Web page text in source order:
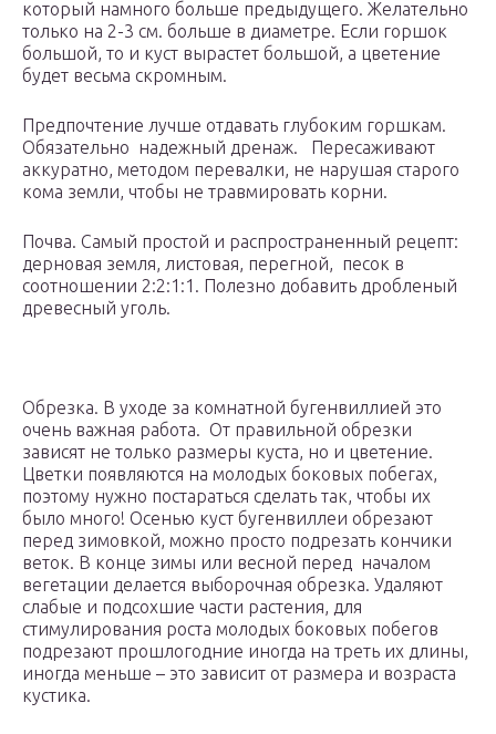
который намного больше предыдущего. Желательно
только на 2-3 см. больше в диаметре. Если горшок
большой, то и куст вырастет большой, а цветение
будет весьма скромным.
Предпочтение лучше отдавать глубоким горшкам.
Обязательно надежный дренаж. Пересаживают
аккуратно, методом перевалки, не нарушая старого
кома земли, чтобы не травмировать корни.
Почва. Самый простой и распространенный рецепт:
дерновая земля, листовая, перегной, песок в
соотношении 2:2:1:1. Полезно добавить дробленый
древесный уголь.
Обрезка. В уходе за комнатной бугенвиллией это
очень важная работа. От правильной обрезки
зависят не только размеры куста, но и цветение.
Цветки появляются на молодых боковых побегах,
поэтому нужно постараться сделать так, чтобы их
было много! Осенью куст бугенвиллеи обрезают
перед зимовкой, можно просто подрезать кончики
веток. В конце зимы или весной перед началом
вегетации делается выборочная обрезка. Удаляют
слабые и подсохшие части растения, для
стимулирования роста молодых боковых побегов
подрезают прошлогодние иногда на треть их длины,
иногда меньше – это зависит от размера и возраста
кустика.